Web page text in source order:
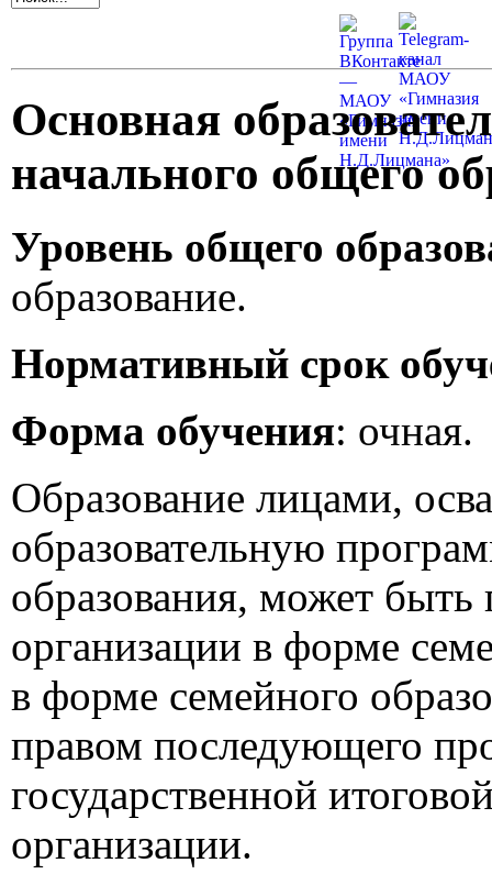
Основная
начального общего
Уровень общего
образование.
Нормативный срок
Форма обучения: очная.
Образование лицами,
образовательную
образования, может быть
организации в форме
в форме семейного
правом последующего
государственной
организации.